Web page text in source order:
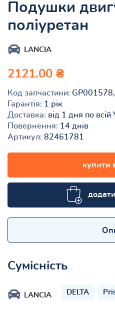
Подушки
поліуретан
LANCIA
2121.00 ₴
Код запчастини:
Гарантія: 1 рік
Доставка: від 1 дня по всій
Повернення: 14 днів
Артикул: 82461781
купити
Сумісність
LANCIA DELTA